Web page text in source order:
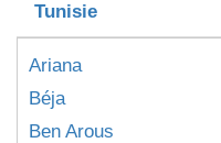
Tunisie
Ariana
Béja
Ben Arous